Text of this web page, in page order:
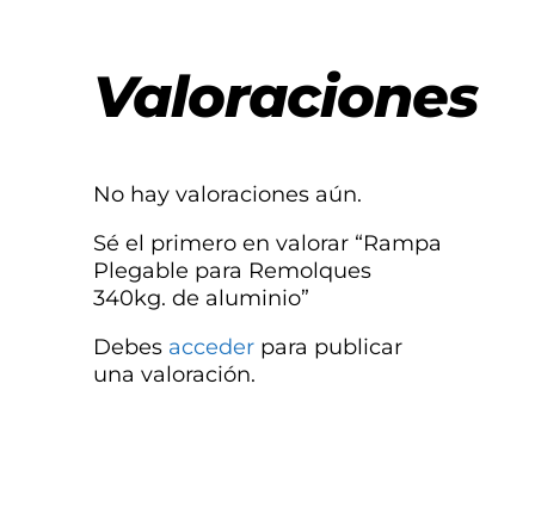
Valoraciones
No hay valoraciones aún.
Sé el primero en valorar “Rampa
Plegable para Remolques
340kg. de aluminio”
Debes acceder para publicar
una valoración.